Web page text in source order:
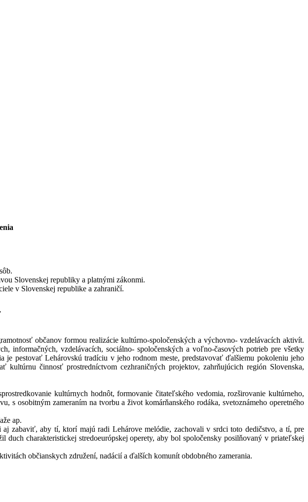
Slovenskej republiky a platnými zákonmi.
v Slovenskej republike a zahraničí.
občanov formou realizácie kultúrno-spoločenských a výchovno- vzdelávacích aktivít.
informačných, vzdelávacích, sociálno- spoločenských a voľno-časových potrieb pre všetky
pestovať Lehárovskú tradíciu v jeho rodnom meste, predstavovať ďalšiemu pokoleniu jeho
činnosť prostredníctvom cezhraničných projektov, zahrňujúcich región Slovenska,
kultúrnych hodnôt, formovanie čitateľského vedomia, rozširovanie kultúrneho,
s osobitným zameraním na tvorbu a život komárňanského rodáka, svetoznámeho operetného
ap.
zabaviť, aby tí, ktorí majú radi Lehárove melódie, zachovali v srdci toto dedičstvo, a tí, pre
charakteristickej stredoeurópskej operety, aby bol spoločensky posilňovaný v priateľskej
občianskych združení, nadácií a ďalších komunít obdobného zamerania.